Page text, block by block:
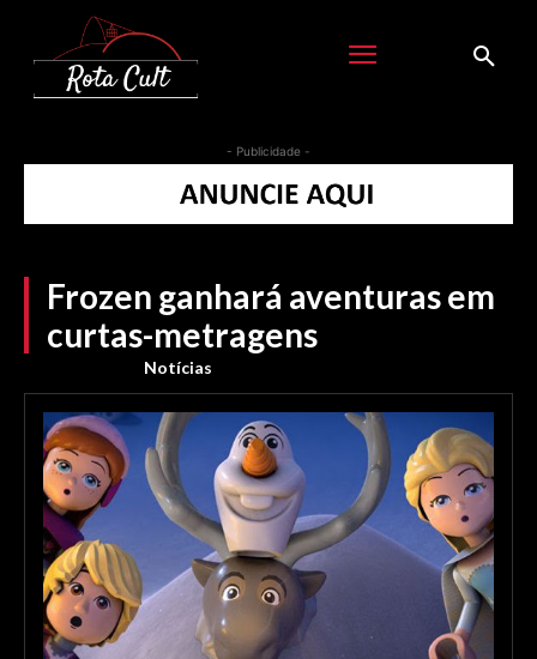
- Publicidade -
Frozen ganhará aventuras em
curtas-metragens
Notícias